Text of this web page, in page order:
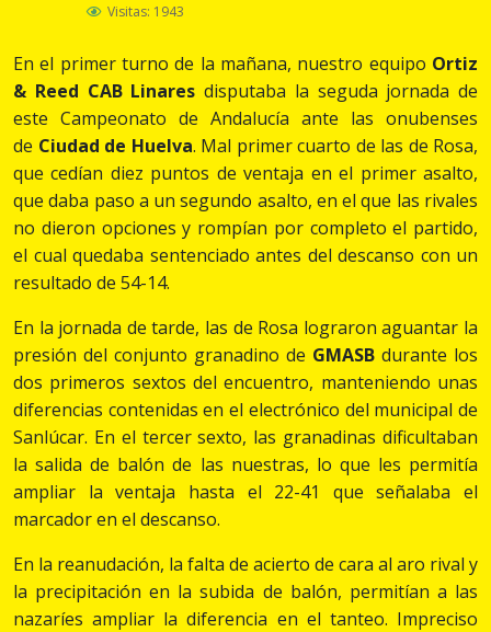
Visitas: 1943
En el primer turno de la mañana, nuestro equipo Ortiz
& Reed CAB Linares disputaba la seguda jornada de
este Campeonato de Andalucía ante las onubenses
de Ciudad de Huelva. Mal primer cuarto de las de Rosa,
que cedían diez puntos de ventaja en el primer asalto,
que daba paso a un segundo asalto, en el que las rivales
no dieron opciones y rompían por completo el partido,
el cual quedaba sentenciado antes del descanso con un
resultado de 54-14.
En la jornada de tarde, las de Rosa lograron aguantar la
presión del conjunto granadino de GMASB durante los
dos primeros sextos del encuentro, manteniendo unas
diferencias contenidas en el electrónico del municipal de
Sanlúcar. En el tercer sexto, las granadinas dificultaban
la salida de balón de las nuestras, lo que les permitía
ampliar la ventaja hasta el 22-41 que señalaba el
marcador en el descanso.
En la reanudación, la falta de acierto de cara al aro rival y
la precipitación en la subida de balón, permitían a las
nazaríes ampliar la diferencia en el tanteo. Impreciso